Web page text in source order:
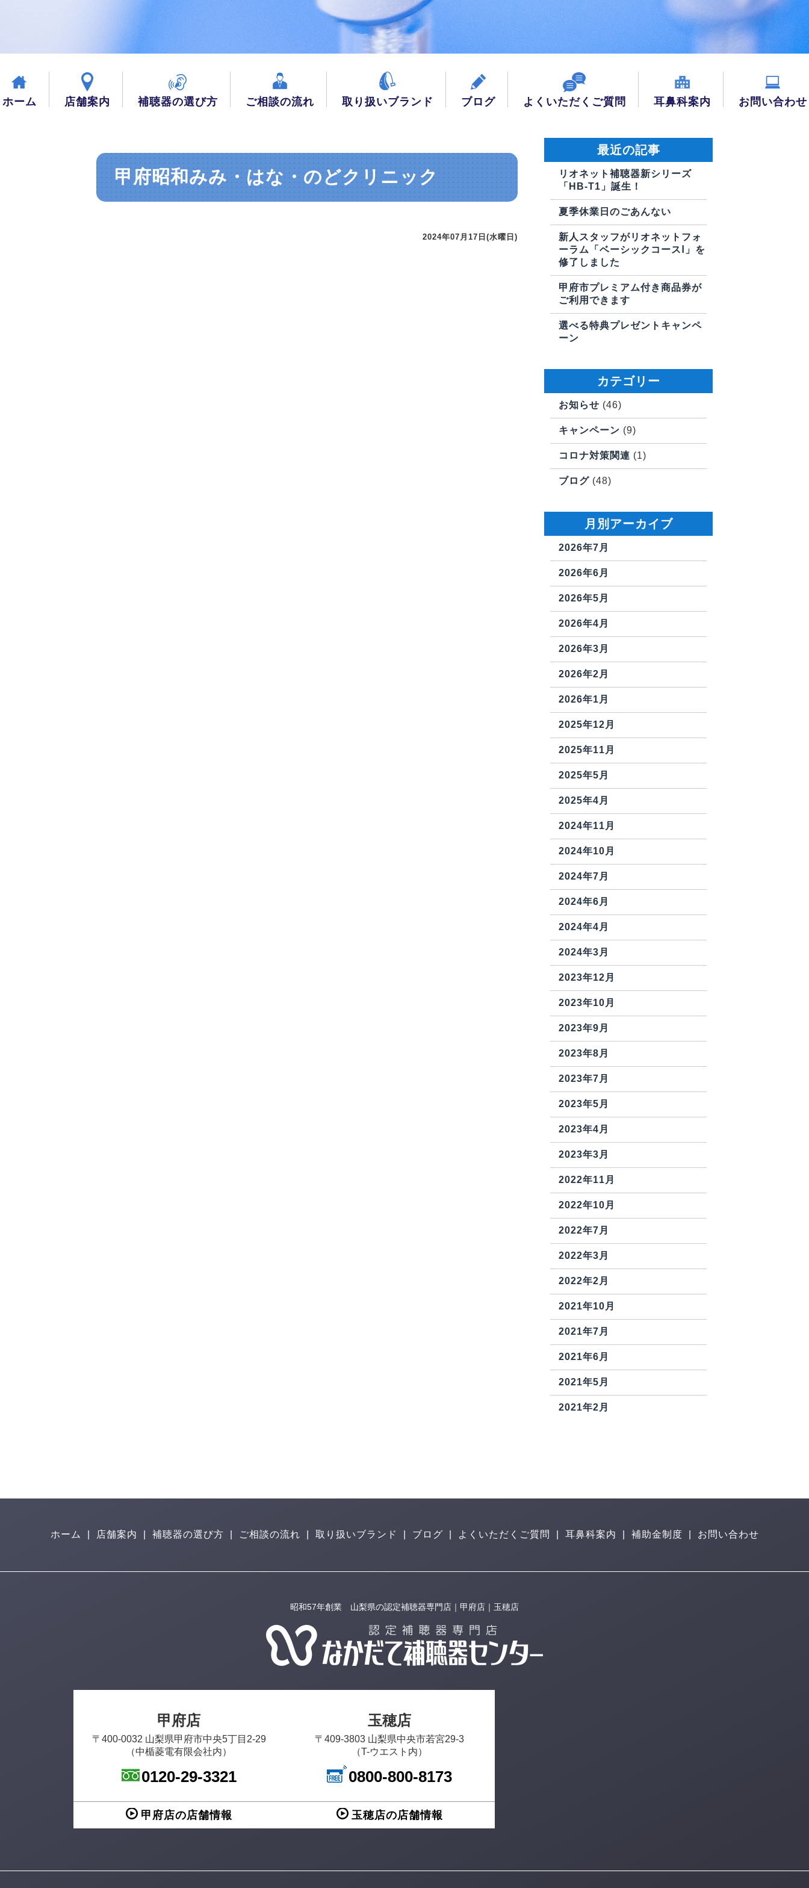
ホーム 店舗案内 補聴器の選び方 ご相談の流れ 取り扱いブランド ブログ よくいただくご質問 耳鼻科案内 お問い合わせ
甲府昭和みみ・はな・のどクリニック
2024年07月17日(水曜日)
最近の記事
リオネット補聴器新シリーズ
「HB-T1」誕生！
夏季休業日のごあんない
新人スタッフがリオネットフォ
ーラム「ベーシックコースⅠ」を
修了しました
甲府市プレミアム付き商品券が
ご利用できます
選べる特典プレゼントキャンペ
ーン
カテゴリー
お知らせ (46)
キャンペーン (9)
コロナ対策関連 (1)
ブログ (48)
月別アーカイブ
2026年7月
2026年6月
2026年5月
2026年4月
2026年3月
2026年2月
2026年1月
2025年12月
2025年11月
2025年5月
2025年4月
2024年11月
2024年10月
2024年7月
2024年6月
2024年4月
2024年3月
2023年12月
2023年10月
2023年9月
2023年8月
2023年7月
2023年5月
2023年4月
2023年3月
2022年11月
2022年10月
2022年7月
2022年3月
2022年2月
2021年10月
2021年7月
2021年6月
2021年5月
2021年2月
ホーム 店舗案内 補聴器の選び方 ご相談の流れ 取り扱いブランド ブログ よくいただくご質問 耳鼻科案内 補助金制度 お問い合わせ
昭和57年創業 山梨県の認定補聴器専門店｜甲府店｜玉穂店
甲府店
〒400-0032 山梨県甲府市中央5丁目2-29
（中楯菱電有限会社内）
0120-29-3321
甲府店の店舗情報
玉穂店
〒409-3803 山梨県中央市若宮29-3
（T-ウエスト内）
0800-800-8173
玉穂店の店舗情報